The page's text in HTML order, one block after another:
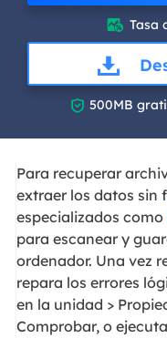
 Tasa
 500MB
Para recuperar
extraer los datos sin
especializados como
para escanear y
ordenador. Una vez
repara los errores
en la unidad >
Comprobar, o